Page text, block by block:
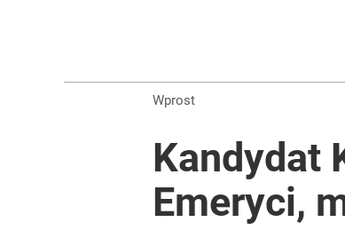
Tego sondażu premier nie może
Wprost
Kandydat
Emeryci,